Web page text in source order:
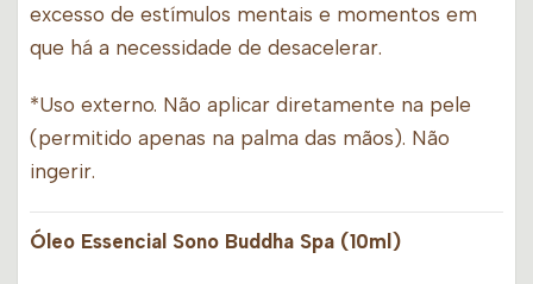
excesso de estímulos mentais e momentos em
que há a necessidade de desacelerar.
*Uso externo. Não aplicar diretamente na pele
(permitido apenas na palma das mãos). Não
ingerir.
Óleo Essencial Sono Buddha Spa (10ml)